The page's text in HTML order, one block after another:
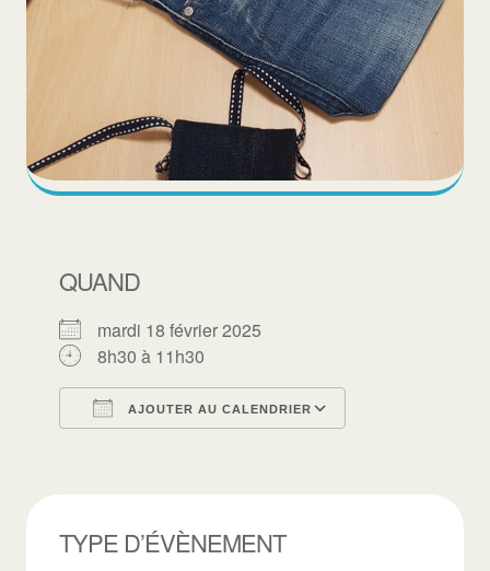
QUAND
mardi 18 février 2025
8h30 à 11h30
AJOUTER AU CALENDRIER
TYPE D’ÉVÈNEMENT